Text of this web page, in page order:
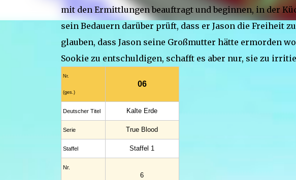
mit den Ermittlungen beauftragt und beginnen, in der
sein Bedauern darüber prüft, dass er Jason die Freiheit
glauben, dass Jason seine Großmutter hätte ermorden
Sookie zu entschuldigen, schafft es aber nur, sie zu
Nr.
(ges.)
06
Deutscher Titel Kalte Erde
Serie True Blood
Staffel Staffel 1
Nr.
6